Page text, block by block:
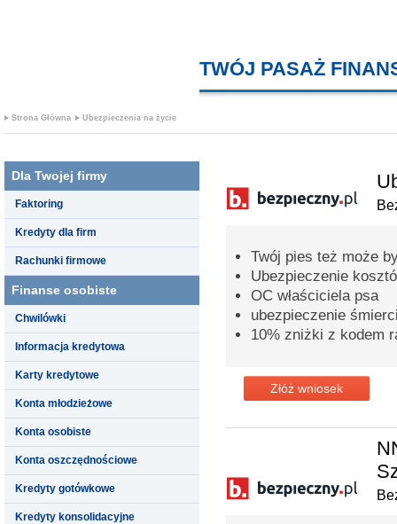
TWÓJ PASAŻ
Strona Główna Ubezpieczenia na życie
Dla Twojej firmy
Faktoring
Kredyty dla firm
Rachunki firmowe
Finanse osobiste
Chwilówki
Informacja kredytowa
Karty kredytowe
Konta młodzieżowe
Konta osobiste
Konta oszczędnościowe
Kredyty gotówkowe
Kredyty konsolidacyjne
Twój pies też może
Ubezpieczenie
OC właściciela psa
ubezpieczenie
10% zniżki z kodem
Złóż wniosek